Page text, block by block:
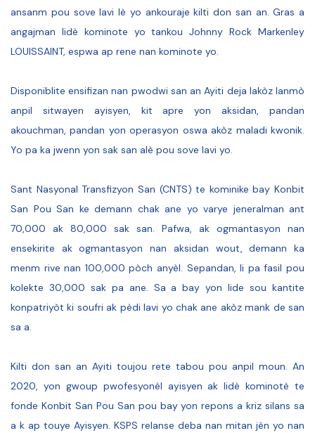
ansanm pou sove lavi lè yo ankouraje kilti don san an. Gras a
angajman lidè kominote yo tankou Johnny Rock Markenley
LOUISSAINT, espwa ap rene nan kominote yo.
Disponiblite ensifizan nan pwodwi san an Ayiti deja lakòz lanmò
anpil sitwayen ayisyen, kit apre yon aksidan, pandan
akouchman, pandan yon operasyon oswa akòz maladi kwonik.
Yo pa ka jwenn yon sak san alè pou sove lavi yo.
Sant Nasyonal Transfizyon San (CNTS) te kominike bay Konbit
San Pou San ke demann chak ane yo varye jeneralman ant
70,000 ak 80,000 sak san. Pafwa, ak ogmantasyon nan
ensekirite ak ogmantasyon nan aksidan wout, demann ka
menm rive nan 100,000 pòch anyèl. Sepandan, li pa fasil pou
kolekte 30,000 sak pa ane. Sa a bay yon lide sou kantite
konpatriyòt ki soufri ak pèdi lavi yo chak ane akòz mank de san
sa a.
Kilti don san an Ayiti toujou rete tabou pou anpil moun. An
2020, yon gwoup pwofesyonèl ayisyen ak lidè kominotè te
fonde Konbit San Pou San pou bay yon repons a kriz silans sa
a k ap touye Ayisyen. KSPS relanse deba nan mitan jèn yo nan